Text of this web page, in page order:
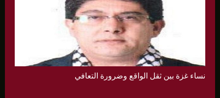
نساء غزة بين ثقل الواقع وضرورة التعافي